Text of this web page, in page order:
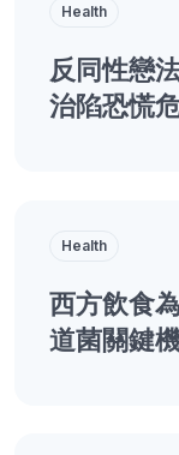
Health
反同性戀
治陷恐慌
Health
西方飲食
道菌關鍵